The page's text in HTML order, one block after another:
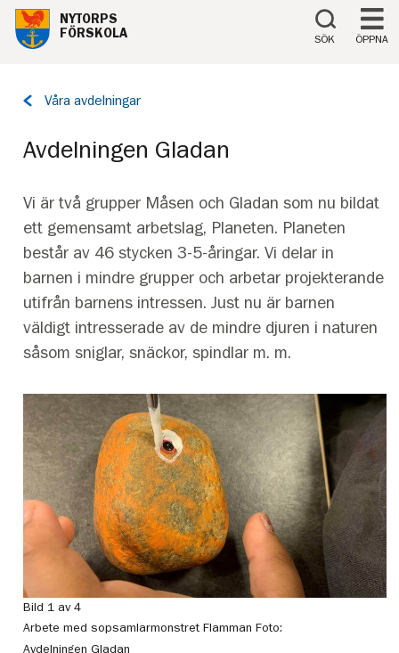
Till innehåll på sidan
NYTORPS
FÖRSKOLA
SÖK ÖPPNA
Tillbaka
Våra avdelningar
Avdelningen Gladan
Vi är två grupper Måsen och Gladan som nu bildat
ett gemensamt arbetslag, Planeten. Planeten
består av 46 stycken 3-5-åringar. Vi delar in
barnen i mindre grupper och arbetar projekterande
utifrån barnens intressen. Just nu är barnen
väldigt intresserade av de mindre djuren i naturen
såsom sniglar, snäckor, spindlar m. m.
Bild 1 av 4
Arbete med sopsamlarmonstret FlammanFoto:
Avdelningen Gladan